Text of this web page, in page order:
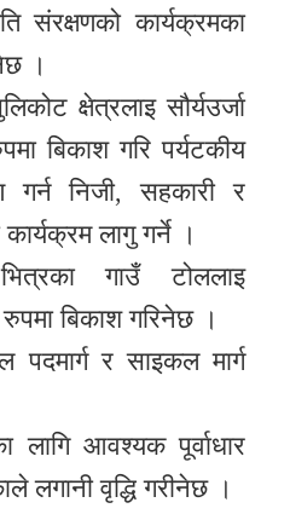
संरक्षणको कार्यक्रमका
।
क्षेत्रलाइ सौर्यउर्जा
बिकाश गरि पर्यटकीय
गर्न निजी, सहकारी र
लागु गर्ने ।
गाउँ टोललाइ
बिकाश गरिनेछ ।
र साइकल मार्ग
लागि आवश्यक पूर्वाधार
लगानी वृद्धि गरीनेछ ।